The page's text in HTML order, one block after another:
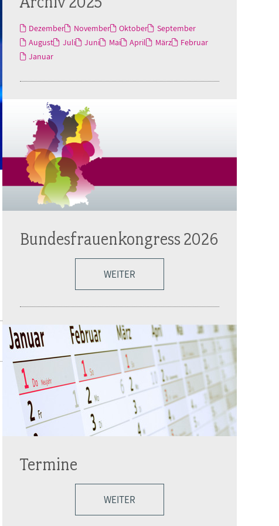
Dezember November Oktober
September
August
Juli Juni Mai April März
Februar
Januar
Bundesfrauenkongress 2026
WEITER
Termine
WEITER